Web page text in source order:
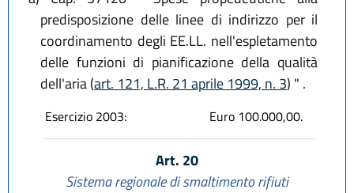
predisposizione delle linee di indirizzo per il
coordinamento degli EE.LL. nell'espletamento
delle funzioni di pianificazione della qualità
dell'aria (art. 121, L.R. 21 aprile 1999, n. 3) " .
Esercizio 2003: Euro 100.000,00.
Art. 20
Sistema regionale di smaltimento rifiuti